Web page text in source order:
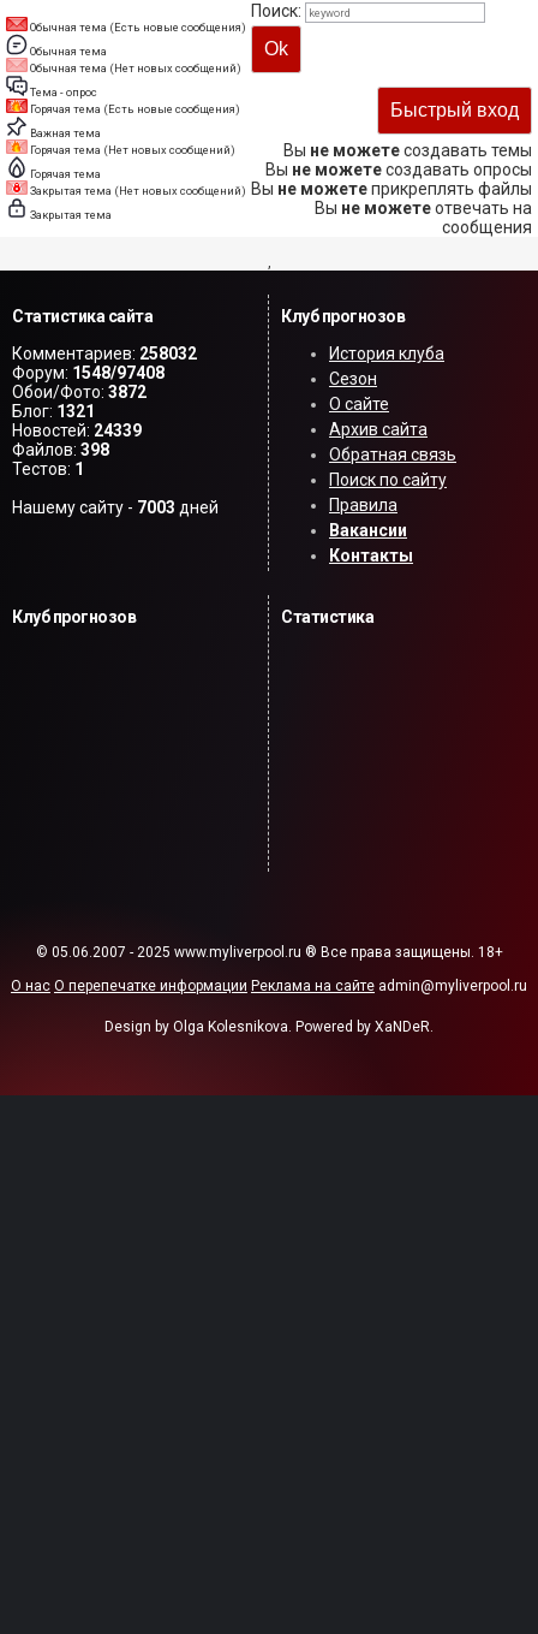
Обычная тема (Есть новые сообщения)
Обычная тема
Обычная тема (Нет новых сообщений)
Тема - опрос
Горячая тема (Есть новые сообщения)
Важная тема
Горячая тема (Нет новых сообщений)
Горячая тема
Закрытая тема (Нет новых сообщений)
Закрытая тема
Поиск:
Вы не можетесоздавать темы
Вы не можетесоздавать опросы
Вы не можетеприкреплять файлы
Вы не можетеотвечать на
сообщения
,
Статистика сайта
Комментариев: 258032
Форум: 1548/97408
Обои/Фото: 3872
Блог: 1321
Новостей: 24339
Файлов: 398
Тестов: 1
Нашему сайту - 7003 дней
Клуб прогнозов
История клуба
Сезон
О сайте
Архив сайта
Обратная связь
Поиск по сайту
Правила
Вакансии
Контакты
Клуб прогнозов Статистика
© 05.06.2007 - 2025 www.myliverpool.ru ® Все права защищены. 18+
О нас О перепечатке информации Реклама на сайте admin@myliverpool.ru
Design by Olga Kolesnikova. Powered by XaNDeR.